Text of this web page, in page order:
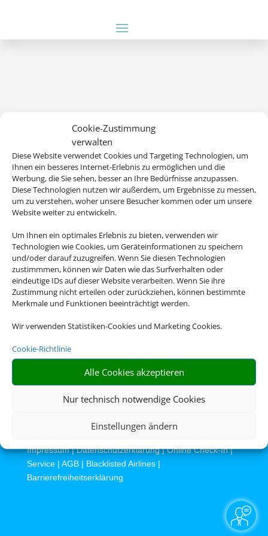
Cookie-Zustimmung
verwalten
Diese Website verwendet Cookies und Targeting Technologien, um
Ihnen ein besseres Internet-Erlebnis zu ermöglichen und die
Werbung, die Sie sehen, besser an Ihre Bedürfnisse anzupassen.
Diese Technologien nutzen wir außerdem, um Ergebnisse zu messen,
um zu verstehen, woher unsere Besucher kommen oder um unsere
Website weiter zu entwickeln.
Um Ihnen ein optimales Erlebnis zu bieten, verwenden wir
Technologien wie Cookies, um Geräteinformationen zu speichern
und/oder darauf zuzugreifen. Wenn Sie diesen Technologien
zustimmmen, können wir Daten wie das Surfverhalten oder
eindeutige IDs auf dieser Website verarbeiten. Wenn Sie ihre
Zustimmung nicht erteilen oder zurückziehen, können bestimmte
Merkmale und Funktionen beeinträchtigt werden.
Wir verwenden Statistiken-Cookies und Marketing Cookies.
Cookie-Richtlinie
Alle Cookies akzeptieren
Nur technisch notwendige Cookies
Einstellungen ändern
Wir brauchen Ihre Einwilligung
Um diesen Inhalt darzustellen, aktivieren Sie bitte die Cookies. Es
werden ggf. personenbezogene Daten verarbeitet.
Cookies akzeptieren
Die Abwicklung der Buchung übernimmt Schmetterling
International GmbH & Co.KG im Auftrag des Webseiteninhabers.
Rechtliche Informationen
Impressum|Datenschutzerklärung|Online Check-In|
Service| AGB| Blacklisted Airlines|
Barrierefreiheitserklärung